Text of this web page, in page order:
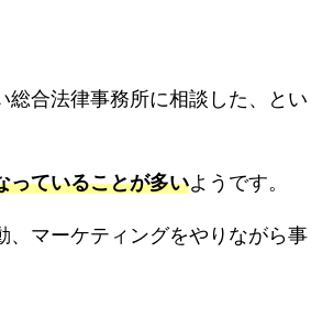
合法律事務所に相談した、とい
っていることが多いようです。
、マーケティングをやりながら事